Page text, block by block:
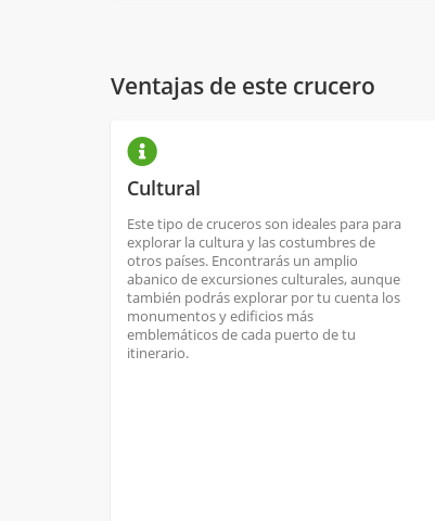
Ventajas de este crucero
Cultural
Este tipo de cruceros son ideales para para
explorar la cultura y las costumbres de
otros países. Encontrarás un amplio
abanico de excursiones culturales, aunque
también podrás explorar por tu cuenta los
monumentos y edificios más
emblemáticos de cada puerto de tu
itinerario.